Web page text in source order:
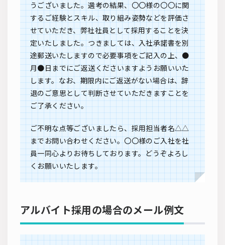
うございました。選考の結果、〇〇様の〇〇に関
するご経験とスキル、取り組み姿勢などを評価さ
せていただき、弊社社員として採用することを決
定いたしました。つきましては、入社承諾書を別
途郵送いたしますので必要事項をご記入の上、●
月●日までにご返送くださいますようお願いいた
します。なお、期限内にご返送がない場合は、辞
退のご意思として判断させていただきますことを
ご了承ください。
ご不明な点等ございましたら、採用担当者名△△
までお問い合わせください。〇〇様のご入社を社
員一同心よりお待ちしております。どうぞよろし
くお願いいたします。
アルバイト採用の場合のメール例文